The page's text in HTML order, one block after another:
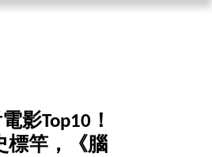
影Top10！
標竿，《腦